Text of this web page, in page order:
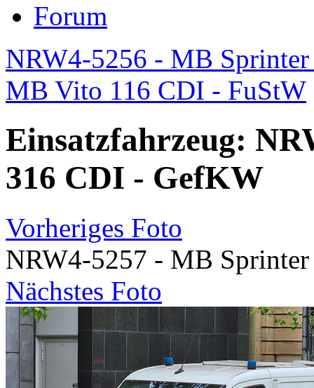
Forum
NRW4-5256 - MB
MB Vito 116 CDI - FuStW
Einsatzfahrzeug:
316 CDI - GefKW
Vorheriges Foto
NRW4-5257 - MB
Nächstes Foto